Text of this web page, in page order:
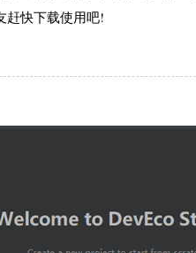
赶快下载使用吧!